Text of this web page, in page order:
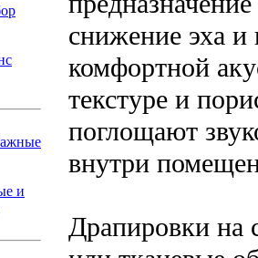
и
снижение эха и
комфортной
текстуре и
поглощают
внутри
Драпировки на